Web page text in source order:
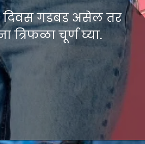
दिवस गडबड असेल तर